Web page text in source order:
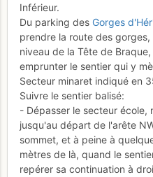
Inférieur.
Du parking des Gorges
prendre la route des gorges,
niveau de la Tête de Braque,
emprunter le sentier qui y
Secteur minaret indiqué en
Suivre le sentier balisé:
- Dépasser le secteur école,
jusqu'au départ de l'arête
sommet, et à peine à
mètres de là, quand le
repérer sa continuation à